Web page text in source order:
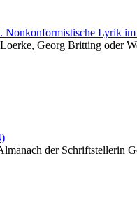
Nonkonformistische Lyrik
Georg Britting oder
der